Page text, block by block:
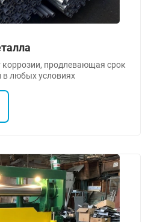
продлевающая срок
любых условиях